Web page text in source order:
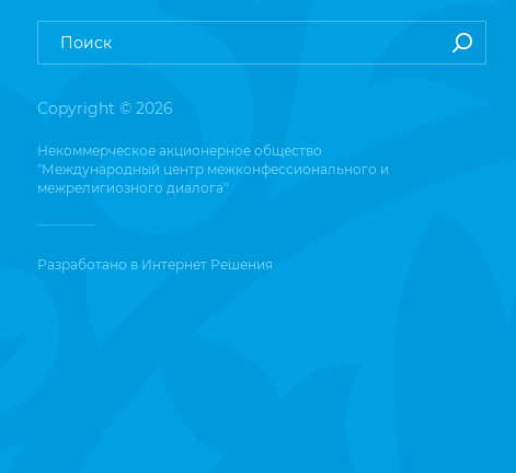
Copyright © 2026
Некоммерческое акционерное общество
"Международный центр межконфессионального и
межрелигиозного диалога"
Разработано в Интернет Решения